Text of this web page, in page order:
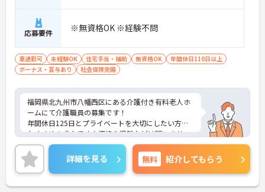
応募要件 ※無資格OK ※経験不問
車通勤可 未経験OK 住宅手当・補助 無資格OK
年間休日110日以上
ボーナス・賞与あり
社会保険完備
福岡県北九州市八幡西区にある介護付き有料老人ホ
ームにて介護職員の募集です！
年間休日125日とプライベートを大切にしたい方に
おすすめの求人です♪資格や経験などは問いませ
ん！どなたでも介護のお仕事にチャレンジできる環
境です◎
ご興味のある方には、面接対策ポイントなど、さら
に詳細をお話しいたしますのでお気軽にご相談くだ
さい！
詳細を見る 無料 紹介してもらう